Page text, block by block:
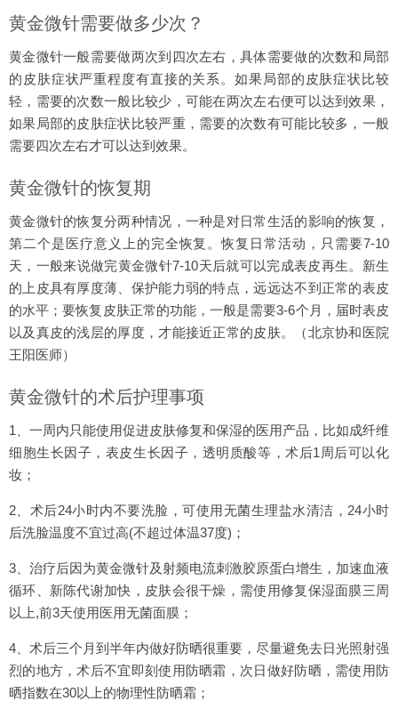
黄金微针需要做多少次？
黄金微针一般需要做两次到四次左右，具体需要做的次数和局部
的皮肤症状严重程度有直接的关系。如果局部的皮肤症状比较
轻，需要的次数一般比较少，可能在两次左右便可以达到效果，
如果局部的皮肤症状比较严重，需要的次数有可能比较多，一般
需要四次左右才可以达到效果。
黄金微针的恢复期
黄金微针的恢复分两种情况，一种是对日常生活的影响的恢复，
第二个是医疗意义上的完全恢复。恢复日常活动，只需要7-10
天，一般来说做完黄金微针7-10天后就可以完成表皮再生。新生
的上皮具有厚度薄、保护能力弱的特点，远远达不到正常的表皮
的水平；要恢复皮肤正常的功能，一般是需要3-6个月，届时表皮
以及真皮的浅层的厚度，才能接近正常的皮肤。（北京协和医院
王阳医师）
黄金微针的术后护理事项
1、一周内只能使用促进皮肤修复和保湿的医用产品，比如成纤维
细胞生长因子，表皮生长因子，透明质酸等，术后1周后可以化
妆；
2、术后24小时内不要洗脸，可使用无菌生理盐水清洁，24小时
后洗脸温度不宜过高(不超过体温37度)；
3、治疗后因为黄金微针及射频电流刺激胶原蛋白增生，加速血液
循环、新陈代谢加快，皮肤会很干燥，需使用修复保湿面膜三周
以上,前3天使用医用无菌面膜；
4、术后三个月到半年内做好防晒很重要，尽量避免去日光照射强
烈的地方，术后不宜即刻使用防晒霜，次日做好防晒，需使用防
晒指数在30以上的物理性防晒霜；